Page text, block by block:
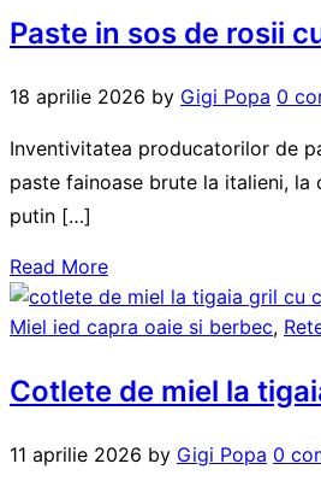
Paste in sos de rosii
18 aprilie 2026 by Gigi Popa 0
Inventivitatea producatorilor de
paste fainoase brute la italieni,
putin […]
Read More
Miel ied capra oaie si berbec,
Cotlete de miel la
11 aprilie 2026 by Gigi Popa 0